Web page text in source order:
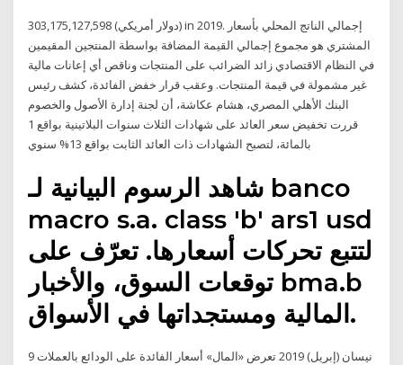
303,175,127,598 (دولار أمريكي) in 2019. إجمالي الناتج المحلي بأسعار
المشتري هو مجموع إجمالي القيمة المضافة بواسطة المنتجين المقيمين
في النظام الاقتصادي زائد الضرائب على المنتجات وناقص أي إعانات مالية
غير مشمولة في قيمة المنتجات. وعقب قرار خفض الفائدة، كشف رئيس
البنك الأهلي المصري، هشام عكاشة، أن لجنة إدارة الأصول والخصوم
قررت تخفيض سعر العائد على شهادات الثلاث سنوات البلاتينية بواقع 1
بالمائة، لتصبح الشهادات ذات العائد الثابت بواقع 13% سنوي
شاهد الرسوم البيانية لـ ‎banco
macro s.a. class 'b' ars1 usd‎
لتتبع تحركات أسعارها. تعرّف على
توقعات السوق، والأخبار ‎bma.b‎
المالية ومستجداتها في الأسواق.
9 نيسان (إبريل) 2019 تعرض «المال» أسعار الفائدة على الودائع بالعملات